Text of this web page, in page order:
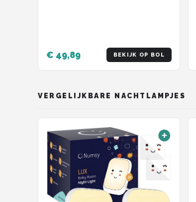
€ 49,89 BEKIJK OP BOL
VERGELIJKBARE NACHTLAMPJES